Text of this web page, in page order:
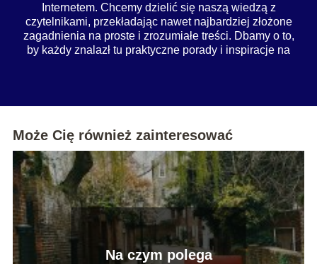
Internetem. Chcemy dzielić się naszą wiedzą z
czytelnikami, przekładając nawet najbardziej złożone
zagadnienia na proste i zrozumiałe treści. Dbamy o to,
by każdy znalazł tu praktyczne porady i inspiracje na
Może Cię również zainteresować
Na czym polega